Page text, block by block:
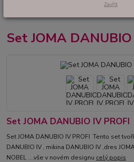
Hráčské sety a soupravy
PROFI
Set JOMA
Set JOMA DANUBIO IV PROFI
Set JOMA DANUBIO IV PROFI Tento set
DANUBIO IV , mikina DANUBIO IV ,dres
NOBEL ....vše v novém designu celý popis
Zavřít